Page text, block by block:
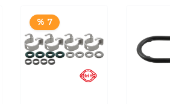
% 7